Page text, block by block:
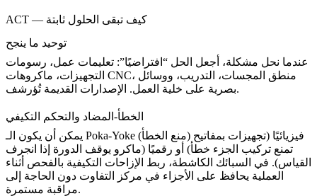
ACT — كيف تبقى الحلول ثابتة
توحيد ما ينجح
عندما نحل مشكلة، أجعل الحل “افتراضيًا”: تعليمات عمل، رسومات
التجهيزات، ماكروهات CNC، منطق المجسات، التدريب، ووسائل
بصرية على خلية العمل. الإصدارات القديمة تُؤرشف.
الخطأ-المضاد والتحكم التكيفي
يمكن أن يكون الـ Poka-Yoke (منع الخطأ) فيزيائيًا (تجهيزات بمفاتيح
تمنع تركيب الجزء خطأ) أو رقميًا (ماكرو يوقف الدورة إذا انجرف
القياس). في السبائك الكاشطة، ربط الإزاحات التكيفية بالفحص أثناء
العملية يحافظ على الأجزاء في مركز التفاوت دون الحاجة إلى
مراقبة مستمرة.